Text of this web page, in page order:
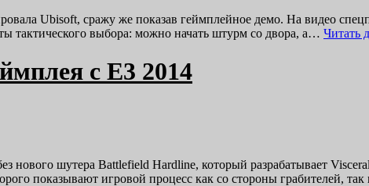
Ubisoft, сражу же показав геймплейное демо. На видео
тактического выбора: можно начать штурм со двора, а… Читать
с E3 2014
нового шутера Battlefield Hardline, который разрабатывает
показывают игровой процесс как со стороны грабителей,